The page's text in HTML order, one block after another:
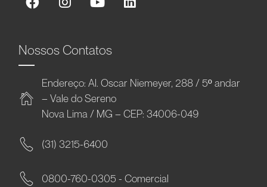
Nossos Contatos
Endereço: Al. Oscar Niemeyer, 288 / 5º andar
– Vale do Sereno
Nova Lima / MG – CEP: 34006-049
(31) 3215-6400
0800-760-0305 - Comercial